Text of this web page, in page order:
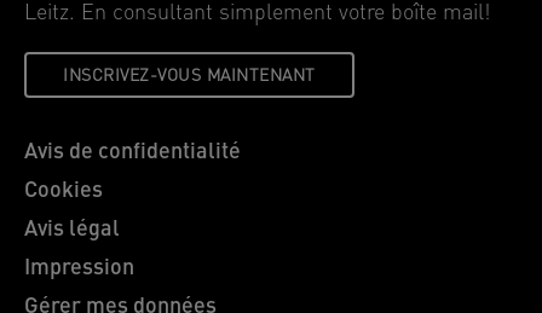
Leitz. En consultant simplement votre boîte mail!
INSCRIVEZ-VOUS MAINTENANT
Avis de confidentialité
Cookies
Avis légal
Impression
Gérer mes données